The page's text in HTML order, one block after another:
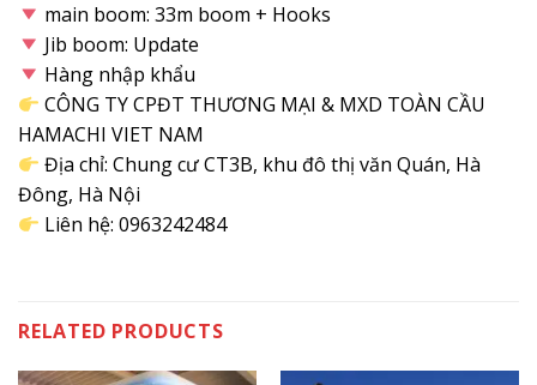
main boom: 33m boom + Hooks
Jib boom: Update
Hàng nhập khẩu
CÔNG TY CPĐT THƯƠNG MẠI & MXD TOÀN CẦU
HAMACHI VIET NAM
Địa chỉ: Chung cư CT3B, khu đô thị văn Quán, Hà
Đông, Hà Nội
Liên hệ: 0963242484
RELATED PRODUCTS